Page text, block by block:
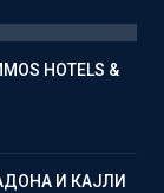
HOTELS &
И КАЈЛИ